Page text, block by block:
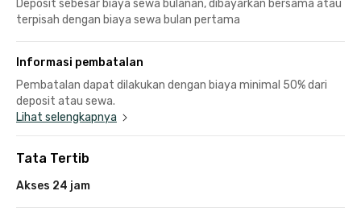
Deposit sebesar biaya sewa bulanan, dibayarkan bersama atau
terpisah dengan biaya sewa bulan pertama
Informasi pembatalan
Pembatalan dapat dilakukan dengan biaya minimal 50% dari
deposit atau sewa.
Lihat selengkapnya
Tata Tertib
Akses 24 jam